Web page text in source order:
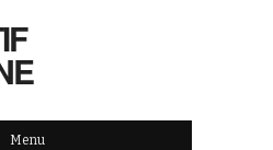
Menu